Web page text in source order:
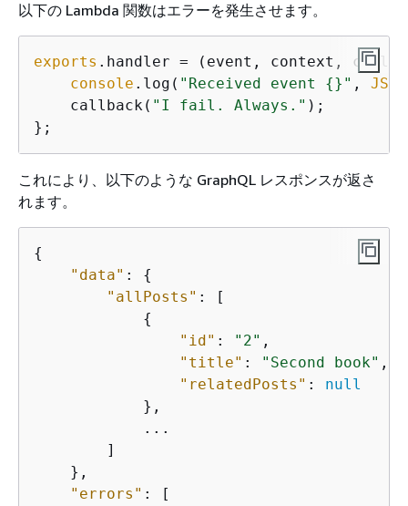
以下の Lambda 関数はエラーを発生させます。
exports .handler = ( event, context,
console .log( "Received event {}" , JSON
    callback(
"I fail. Always." );
};
これにより、以下のような GraphQL レスポンスが返さ
れます。
{
"data" : {
"allPosts" : [
{
"id" : "2" ,
"title" : "Second book" ,
"relatedPosts" : null
            },
            ...
        ]
    },
"errors" : [